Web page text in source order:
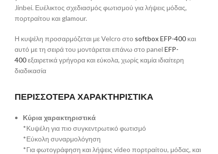
Jinbei. Ευέλικτος σχεδιασμός φωτισμού για λήψεις μόδας,
πορτραίτου και glamour.
Η κυψέλη προσαρμόζεται με Velcro στο softbox EFP-400 και
αυτό με τη σειρά του μοντάρεται επάνω στο panel EFP-
400εξαιρετικά γρήγορα και εύκολα, χωρίς καμία ιδιαίτερη
διαδικασία
ΠΕΡΙΣΣΟΤΕΡΑ ΧΑΡΑΚΤΗΡΙΣΤΙΚΑ
Κύρια χαρακτηριστικά
*Κυψέλη για πιο συγκεντρωτικό φωτισμό
*Εύκολη συναρμολόγηση
*Για φωτογράφηση και λήψεις video πορτραίτου, μόδας, και